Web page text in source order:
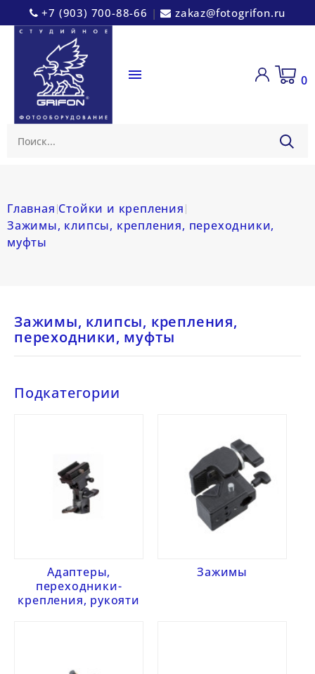
+7 (903) 700-88-66 | zakaz@fotogrifon.ru
 0
Главная Стойки и крепления
Зажимы, клипсы, крепления, переходники,
муфты
Зажимы, клипсы, крепления,
переходники, муфты
Подкатегории
Адаптеры,
переходники-
крепления, рукояти
Зажимы